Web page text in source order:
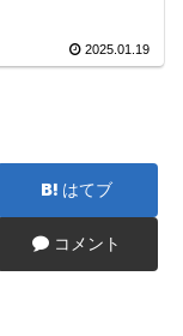
2025.01.19
はてブ
コメント